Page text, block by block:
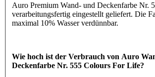
Auro Premium Wand- und Deckenfarbe Nr.
verarbeitungsfertig eingestellt geliefert. Die
maximal 10% Wasser verdünnbar.
Wie hoch ist der Verbrauch von Auro
Deckenfarbe Nr. 555 Colours For Life?